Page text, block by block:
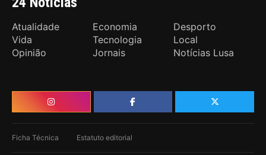
Atualidade Economia
Desporto
Vida
Tecnologia
Local
Opinião
Jornais Notícias Lusa
Ficha Técnica Estatuto editorial